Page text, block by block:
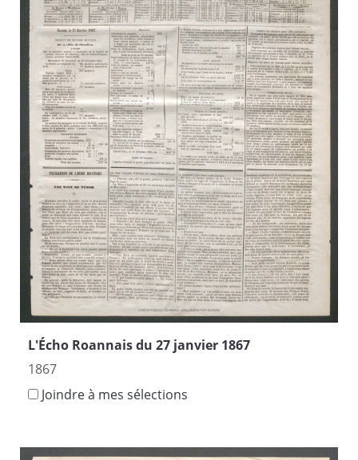
L'Écho Roannais du 27 janvier 1867
1867
Joindre à mes sélections